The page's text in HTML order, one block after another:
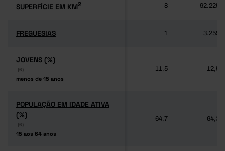
SUPERFÍCIE EM KM2
SUPERFÍCIE EM KM2 8 92.225
FREGUESIAS
FREGUESIAS 1 3.259
JOVENS (%)
(6)
menos de 15 anos
JOVENS (%)
(6)
menos de 15 anos
11,5 12,5
POPULAÇÃO EM IDADE ATIVA
(%)
(6)
15 aos 64 anos
POPULAÇÃO EM IDADE ATIVA
(%)
(6)
15 aos 64 anos
64,7 64,3